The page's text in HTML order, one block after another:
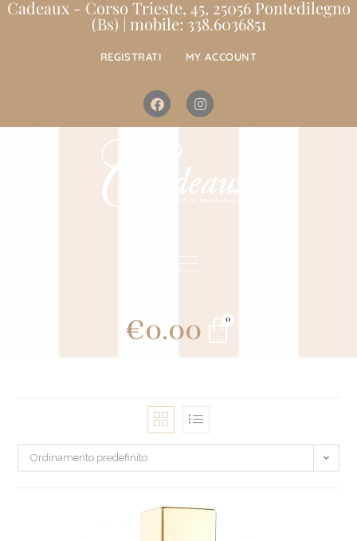
Cadeaux - Corso Trieste, 45, 25056 Pontedilegno
(Bs) | mobile: 338.6036851
REGISTRATI MY ACCOUNT
€0.00
Ordinamento predefinito